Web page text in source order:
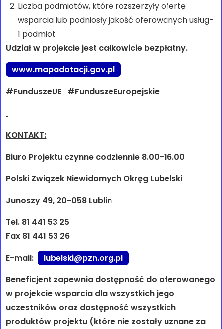
Liczba podmiotów, które rozszerzyły ofertę
wsparcia lub podniosły jakość oferowanych usług-
1 podmiot.
Udział w projekcie jest całkowicie bezpłatny.
www.mapadotacji.gov.pl
#FunduszeUE #FunduszeEuropejskie
KONTAKT:
Biuro Projektu czynne codziennie 8.00-16.00
Polski Związek Niewidomych Okręg Lubelski
Junoszy 49, 20-058 Lublin
Tel. 81 441 53 25
Fax 81 441 53 26
E-mail:
lubelski@pzn.org.pl
Beneficjent zapewnia dostępność do oferowanego
w projekcie wsparcia dla wszystkich jego
uczestników oraz dostępność wszystkich
produktów projektu (które nie zostały uznane za